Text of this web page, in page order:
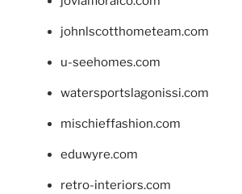
johnlscotthometeam.com
u-seehomes.com
watersportslagonissi.com
mischieffashion.com
eduwyre.com
retro-interiors.com